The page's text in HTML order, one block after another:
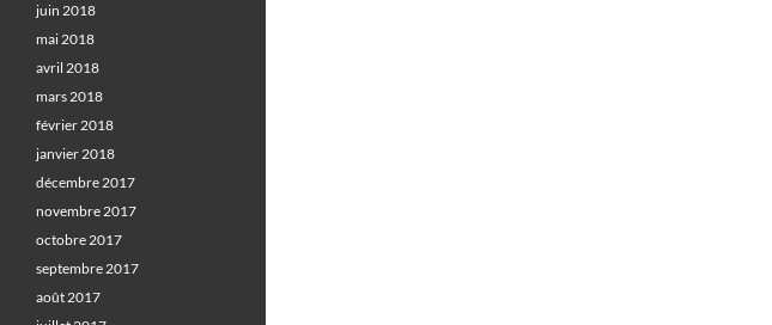
juin 2018
mai 2018
avril 2018
mars 2018
février 2018
janvier 2018
décembre 2017
novembre 2017
octobre 2017
septembre 2017
août 2017